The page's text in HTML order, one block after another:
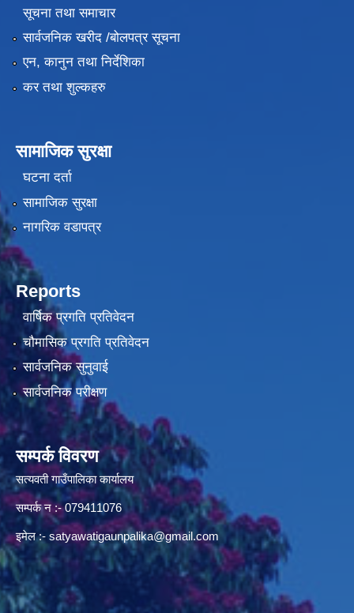
सूचना तथा समाचार
सार्वजनिक खरीद /बोलपत्र सूचना
एन, कानुन तथा निर्देशिका
कर तथा शुल्कहरु
सामाजिक सुरक्षा
घटना दर्ता
सामाजिक सुरक्षा
नागरिक वडापत्र
Reports
वार्षिक प्रगति प्रतिवेदन
चौमासिक प्रगति प्रतिवेदन
सार्वजनिक सुनुवाई
सार्वजनिक परीक्षण
सम्पर्क विवरण
सत्यवती गाउँपालिका कार्यालय
सम्पर्क न‌ :- 079411076
इमेल :- satyawatigaunpalika@gmail.com